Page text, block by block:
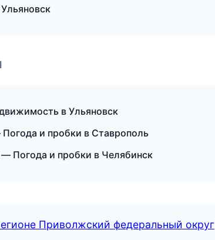
в Ульяновск
и пробки в Ставрополь
Погода и пробки в Челябинск
Приволжский федеральный округ